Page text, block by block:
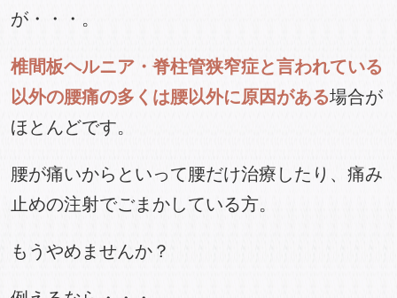
が・・・。
椎間板ヘルニア・脊柱管狭窄症と言われている
以外の腰痛の多くは腰以外に原因がある場合が
ほとんどです。
腰が痛いからといって腰だけ治療したり、痛み
止めの注射でごまかしている方。
もうやめませんか？